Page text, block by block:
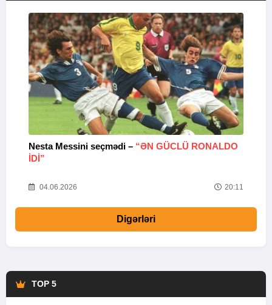
Nesta Messini seçmədi – “ƏN GÜCLÜ RONALDO
IDI”
04.06.2026 20:11
Digərləri
TOP 5